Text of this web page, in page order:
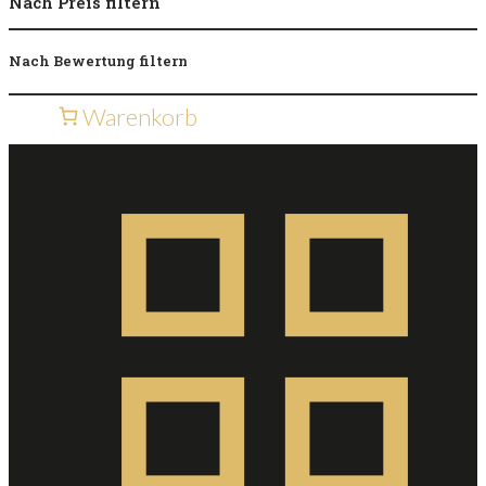
Nach Bewertung filtern
Warenkorb